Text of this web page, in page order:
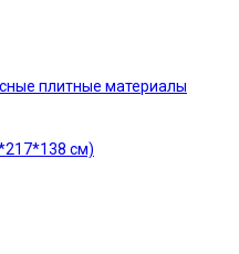
плитные материалы
см)